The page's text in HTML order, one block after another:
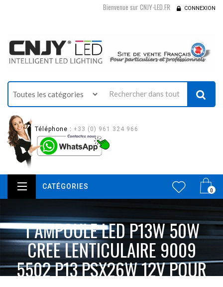
Bienvenue sur CNJY-LED.FR CONNEXION
Téléphone : +33 (0) 961 324 966
0
CATÉGORIES
1 AMPOULE LED P13W 50W
CREE LENTICULAIRE 9009
5502 P13 PSX26W 12V POUR